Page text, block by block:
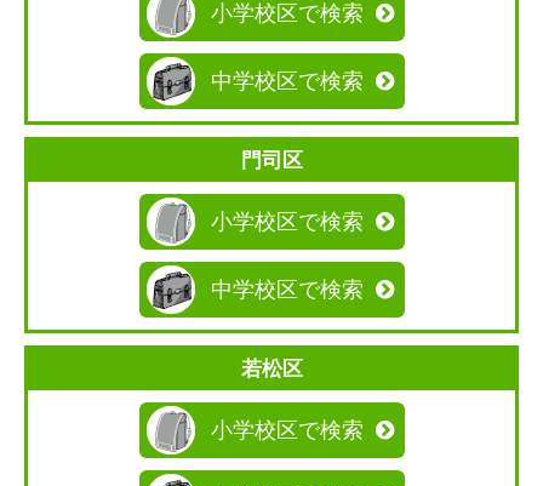
小学校区で検索
中学校区で検索
門司区
小学校区で検索
中学校区で検索
若松区
小学校区で検索